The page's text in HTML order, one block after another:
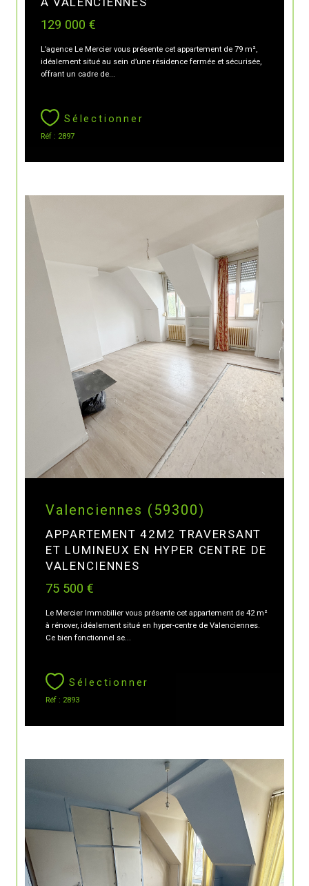
129 000 €
L’agence Le Mercier vous présente cet appartement de 79 m²,
idéalement situé au sein d’une résidence fermée et sécurisée,
offrant un cadre de...
Sélectionner
Réf : 2897
Valenciennes (59300)
APPARTEMENT 42M2 TRAVERSANT
ET LUMINEUX EN HYPER CENTRE DE
VALENCIENNES
75 500 €
Le Mercier Immobilier vous présente cet appartement de 42 m²
à rénover, idéalement situé en hyper-centre de Valenciennes.
Ce bien fonctionnel se...
Sélectionner
Réf : 2893